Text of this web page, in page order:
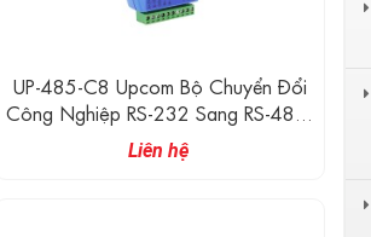
UP-485-C8 Upcom Bộ Chuyển Đổi
Công Nghiệp RS-232 Sang RS-485,
2500V Isolation, DC5V/DC9-30V
Liên hệ